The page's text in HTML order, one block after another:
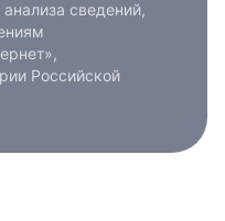
сведений,
Российской